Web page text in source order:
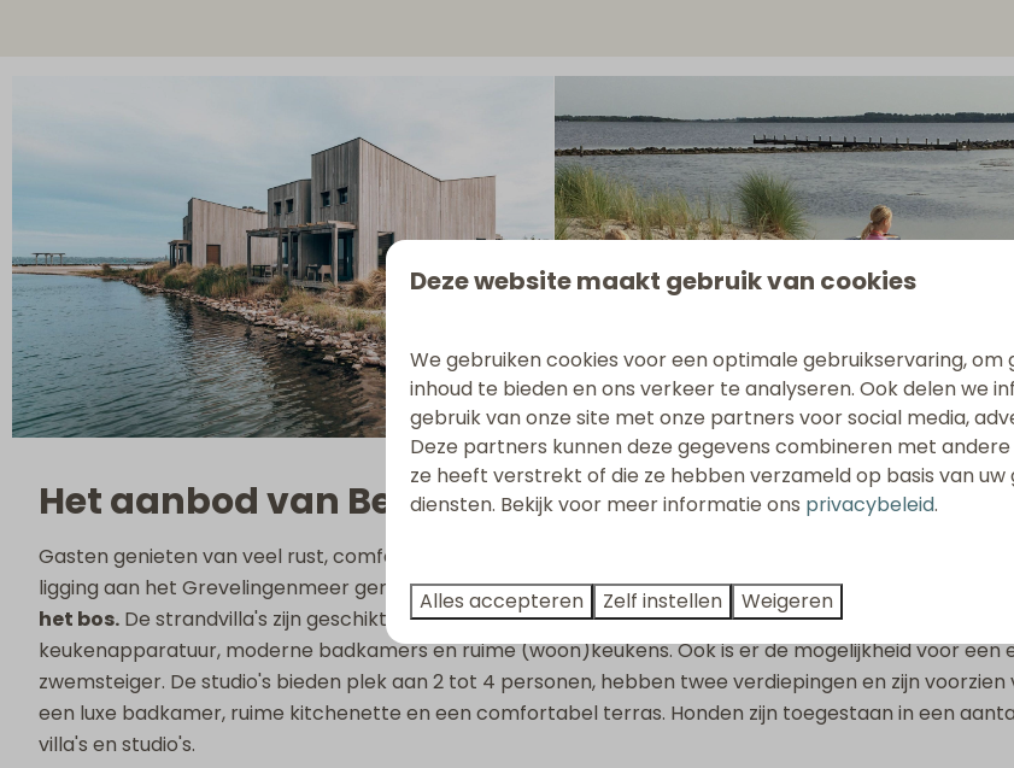
Het aanbod van Beach Resort Punt West
Gasten genieten van veel rust, comfort en optimale privacy in de strandvilla's of studio's. Dankzij de
ligging aan het Grevelingenmeer genieten gasten van eenprachtig uitzicht op het water, de duinen
het bos. De strandvilla's zijn geschikt voor maximaal 6 personen en beschikken over o.a. luxe
keukenapparatuur, moderne badkamers en ruime (woon)keukens. Ook is er de mogelijkheid voor een
zwemsteiger. De studio's bieden plek aan 2 tot 4 personen, hebben twee verdiepingen en zijn voorzien
een luxe badkamer, ruime kitchenette en een comfortabel terras. Honden zijn toegestaan in een
villa's en studio's.
Deze website maakt gebruik van cookies
We gebruiken cookies voor een optimale gebruikservaring, om
inhoud te bieden en ons verkeer te analyseren. Ook delen we
gebruik van onze site met onze partners voor social media,
Deze partners kunnen deze gegevens combineren met
ze heeft verstrekt of die ze hebben verzameld op basis van uw
diensten. Bekijk voor meer informatie ons privacybeleid.
Alles accepteren Zelf instellen Weigeren